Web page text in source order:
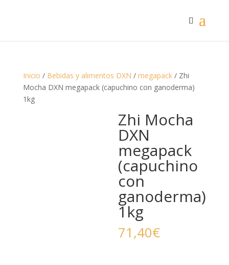
Inicio / Bebidas y alimentos DXN / megapack/ Zhi
Mocha DXN megapack (capuchino con ganoderma)
1kg
Zhi Mocha
DXN
megapack
(capuchino
con
ganoderma)
1kg
71,40€